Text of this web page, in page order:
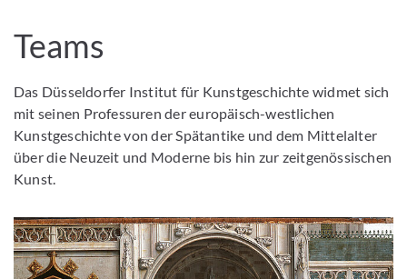
Teams
Das Düsseldorfer Institut für Kunstgeschichte widmet sich
mit seinen Professuren der europäisch-westlichen
Kunstgeschichte von der Spätantike und dem Mittelalter
über die Neuzeit und Moderne bis hin zur zeitgenössischen
Kunst.